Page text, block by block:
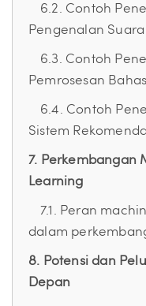
6.2. Contoh
Pengenalan Suara
6.3. Contoh
Pemrosesan
6.4. Contoh
Sistem
7. Perkembangan
Learning
7.1. Peran
dalam
8. Potensi dan
Depan